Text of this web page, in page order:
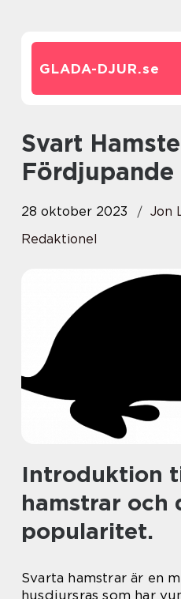
GLADA-DJUR.se
Svart Hamster: En
28 oktober 2023
Jon
Redaktionel
Introduktion
hamstrar och
popularitet.
Svarta hamstrar är en
husdjursras som har